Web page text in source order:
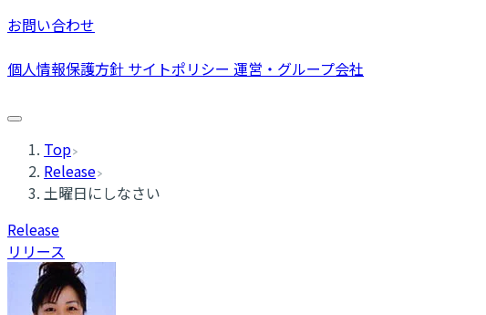
お問い合わせ
個人情報保護方針 サイトポリシー 運営・グループ会社
Top
Release
土曜日にしなさい
Release
リリース